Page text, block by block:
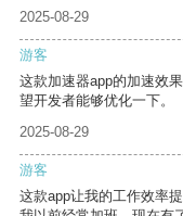
2025-08-29
游客
这款加速器app的加速效
望开发者能够优化一下。
2025-08-29
游客
这款app让我的工作效率